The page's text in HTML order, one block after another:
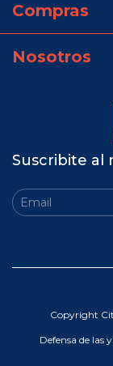
Compras
Nosotros
Suscribite al
Copyright
Defensa de las